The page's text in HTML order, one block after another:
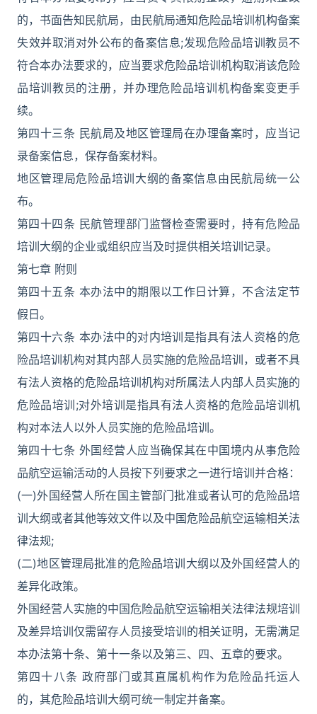
的，书面告知民航局，由民航局通知危险品培训机构备案
失效并取消对外公布的备案信息;发现危险品培训教员不
符合本办法要求的，应当要求危险品培训机构取消该危险
品培训教员的注册，并办理危险品培训机构备案变更手
续。
第四十三条 民航局及地区管理局在办理备案时，应当记
录备案信息，保存备案材料。
地区管理局危险品培训大纲的备案信息由民航局统一公
布。
第四十四条 民航管理部门监督检查需要时，持有危险品
培训大纲的企业或组织应当及时提供相关培训记录。
第七章 附则
第四十五条 本办法中的期限以工作日计算，不含法定节
假日。
第四十六条 本办法中的对内培训是指具有法人资格的危
险品培训机构对其内部人员实施的危险品培训，或者不具
有法人资格的危险品培训机构对所属法人内部人员实施的
危险品培训;对外培训是指具有法人资格的危险品培训机
构对本法人以外人员实施的危险品培训。
第四十七条 外国经营人应当确保其在中国境内从事危险
品航空运输活动的人员按下列要求之一进行培训并合格：
(一)外国经营人所在国主管部门批准或者认可的危险品培
训大纲或者其他等效文件以及中国危险品航空运输相关法
律法规;
(二)地区管理局批准的危险品培训大纲以及外国经营人的
差异化政策。
外国经营人实施的中国危险品航空运输相关法律法规培训
及差异培训仅需留存人员接受培训的相关证明，无需满足
本办法第十条、第十一条以及第三、四、五章的要求。
第四十八条 政府部门或其直属机构作为危险品托运人
的，其危险品培训大纲可统一制定并备案。